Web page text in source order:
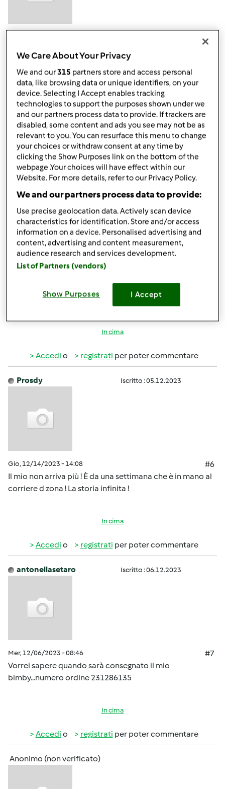
#4
Buongiorno come si fa a vedere tracciamento spedizione
?fatto contratto 1 settimana fa a 18 rate
In cima
Accedio registratiper poter commentare
masinello86a Iscritto : 08.12.2023
Ven, 12/15/2023 - 16:26
A me è successa una cosa strana. Questa mattina ho
chiamato per avere delle info e mi hanno detto che il
corriere mi ha chiamato ieri per la consegna ma io non ho
numero di telefono che hanno a sistema è corretto.
Quindi boh...
In cima
Accedi o registrati per poter commentare
Prosdy Iscritto : 05.12.2023
Gio, 12/14/2023 - 14:08
#6
Il mio non arriva più ! È da una settimana che è in mano al
corriere d zona ! La storia infinita !
In cima
Accedi o registrati per poter commentare
antonellasetaro Iscritto : 06.12.2023
Mer, 12/06/2023 - 08:46
#7
Vorrei sapere quando sarà consegnato il mio
bimby...numero ordine 231286135
In cima
Accedi o registrati per poter commentare
Anonimo (non verificato)
We Care About Your Privacy
We and our315 partners store and access personal
data, like browsing data or unique identifiers, on your
device. Selecting I Accept enables tracking
technologies to support the purposes shown under we
and our partners process data to provide. If trackers are
disabled, some content and ads you see may not be as
relevant to you. You can resurface this menu to change
your choices or withdraw consent at any time by
clicking the Show Purposes link on the bottom of the
webpage .Your choices will have effect within our
Website. For more details, refer to our Privacy Policy.
We and our partners process data to provide:
Use precise geolocation data. Actively scan device
characteristics for identification. Store and/or access
information on a device. Personalised advertising and
content, advertising and content measurement,
audience research and services development.
List of Partners (vendors)
Show Purposes I Accept